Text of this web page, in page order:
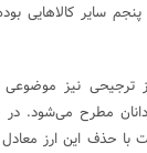
ترجیحی نیز
مطرح می‌شود. در